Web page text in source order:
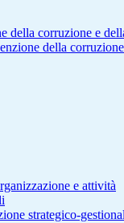
della corruzione e
della
e attività
strategico-